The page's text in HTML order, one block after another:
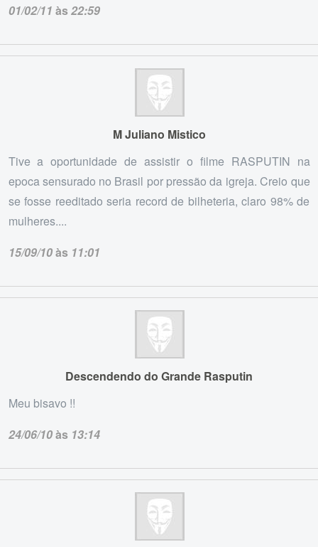
01/02/11 às22:59
M Juliano Mistico
Tive a oportunidade de assistir o filme RASPUTIN na
epoca sensurado no Brasil por pressão da igreja. Creio que
se fosse reeditado seria record de bilheteria, claro 98% de
mulheres....
15/09/10às 11:01
Descendendo do Grande Rasputin
Meu bisavo !!
24/06/10às 13:14